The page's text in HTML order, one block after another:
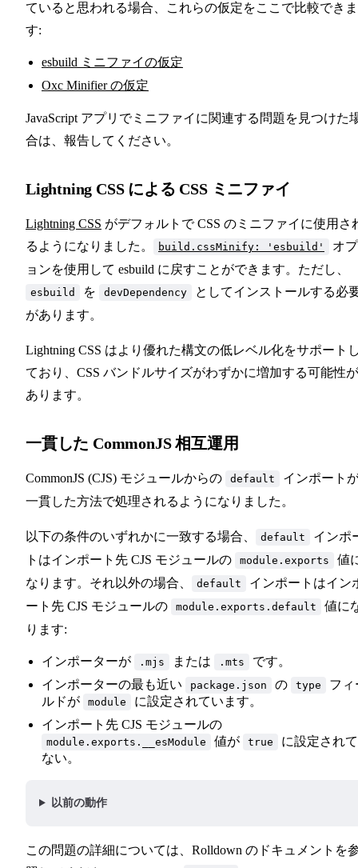
ていると思われる場合、これらの仮定をここで比較できま
す:
esbuild ミニファイの仮定
Oxc Minifier の仮定
JavaScript アプリでミニファイに関連する問題を見つけた
合は、報告してください。
Lightning CSS による CSS ミニファイ
Lightning CSS がデフォルトで CSS のミニファイに使用さ
るようになりました。
build.cssMinify: 'esbuild'
オ
ョンを使用して esbuild に戻すことができます。ただし、
esbuild を devDependency
としてインストールする必
があります。
Lightning CSS はより優れた構文の低レベル化をサポート
ており、CSS バンドルサイズがわずかに増加する可能性が
あります。
一貫した CommonJS 相互運用
CommonJS (CJS) モジュールからの default
インポート
一貫した方法で処理されるようになりました。
以下の条件のいずれかに一致する場合、 default
インポ
トはインポート先 CJS モジュールの
module.exports
値
なります。それ以外の場合、
default
インポートはイン
ート先 CJS モジュールの
module.exports.default
値に
ります:
インポーターが .mjs または .mts
です。
インポーターの最も近い
package.json の type
フィ
ルドが
module
に設定されています。
インポート先 CJS モジュールの
module.exports.__esModule 値が true
に設定され
ない。
以前の動作
この問題の詳細については、Rolldown のドキュメントを